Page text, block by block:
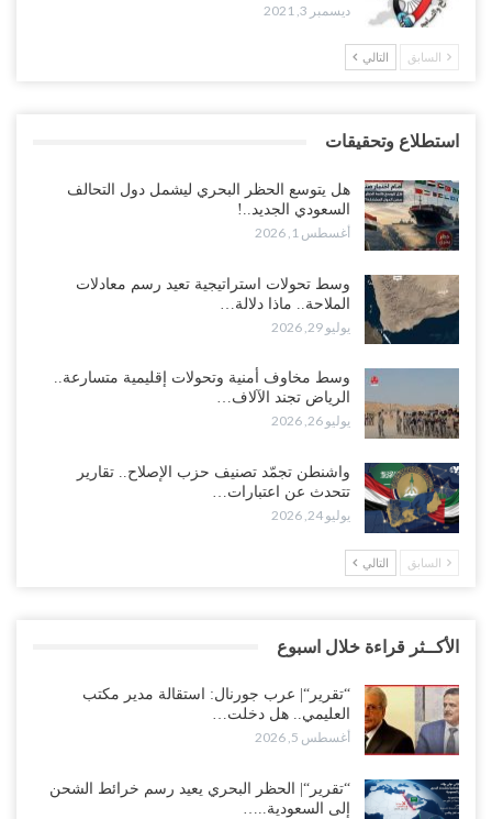
ديسمبر 3, 2021
السابق التالي
استطلاع وتحقيقات
هل يتوسع الحظر البحري ليشمل دول التحالف
السعودي الجديد..!
أغسطس 1, 2026
وسط تحولات استراتيجية تعيد رسم معادلات
الملاحة.. ماذا دلالة…
يوليو 29, 2026
وسط مخاوف أمنية وتحولات إقليمية متسارعة..
الرياض تجند الآلاف…
يوليو 26, 2026
واشنطن تجمّد تصنيف حزب الإصلاح.. تقارير
تتحدث عن اعتبارات…
يوليو 24, 2026
السابق التالي
الأكــثر قراءة خلال اسبوع
“تقرير“| عرب جورنال: استقالة مدير مكتب
العليمي.. هل دخلت…
أغسطس 5, 2026
“تقرير“| الحظر البحري يعيد رسم خرائط الشحن
إلى السعودية..…